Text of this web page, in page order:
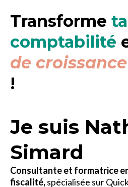
Transforme ta
comptabilité
de croissance
!
Je suis
Simard
Consultante et formatrice
fiscalité,spécialisée sur